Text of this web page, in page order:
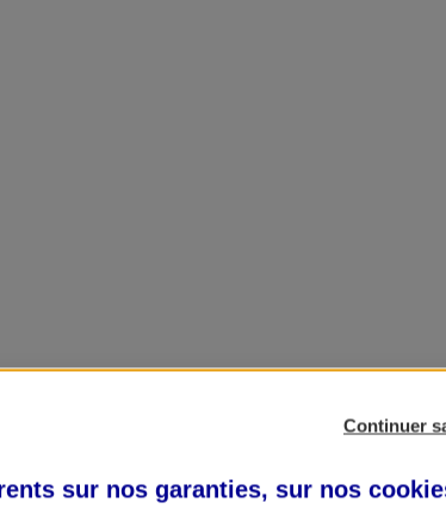
Continuer
sur nos garanties, sur nos